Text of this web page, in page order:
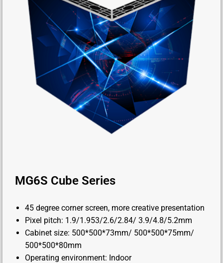
MG6S Cube Series
45 degree corner screen, more creative presentation
Pixel pitch: 1.9/1.953/2.6/2.84/ 3.9/4.8/5.2mm
Cabinet size: 500*500*73mm/ 500*500*75mm/
500*500*80mm
Operating environment: Indoor